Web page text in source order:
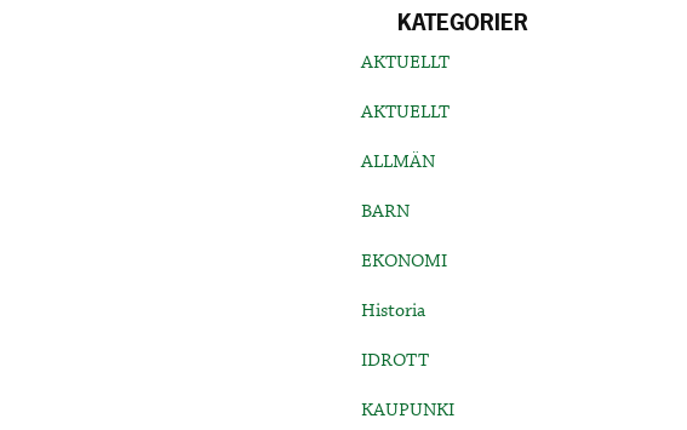
KATEGORIER
AKTUELLT
AKTUELLT
ALLMÄN
BARN
EKONOMI
Historia
IDROTT
KAUPUNKI